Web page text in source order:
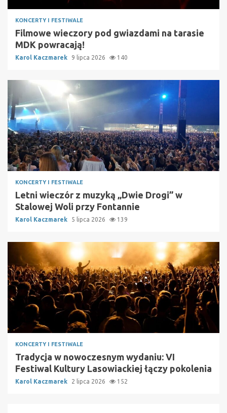
KONCERTY I FESTIWALE
Filmowe wieczory pod gwiazdami na tarasie
MDK powracają!
Karol Kaczmarek 9 lipca 2026 140
KONCERTY I FESTIWALE
Letni wieczór z muzyką „Dwie Drogi” w
Stalowej Woli przy Fontannie
Karol Kaczmarek 5 lipca 2026 139
KONCERTY I FESTIWALE
Tradycja w nowoczesnym wydaniu: VI
Festiwal Kultury Lasowiackiej łączy pokolenia
Karol Kaczmarek 2 lipca 2026 152